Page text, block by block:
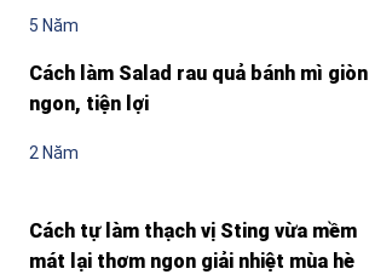
5 Năm
Cách làm Salad rau quả bánh mì giòn
ngon, tiện lợi
2 Năm
Cách tự làm thạch vị Sting vừa mềm
mát lại thơm ngon giải nhiệt mùa hè